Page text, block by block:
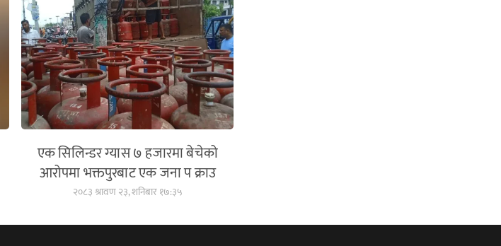
एक सिलिन्डर ग्यास ७ हजारमा बेचेको
आरोपमा भक्तपुरबाट एक जना प क्राउ
२०८३ श्रावण २३, शनिबार १७:३५